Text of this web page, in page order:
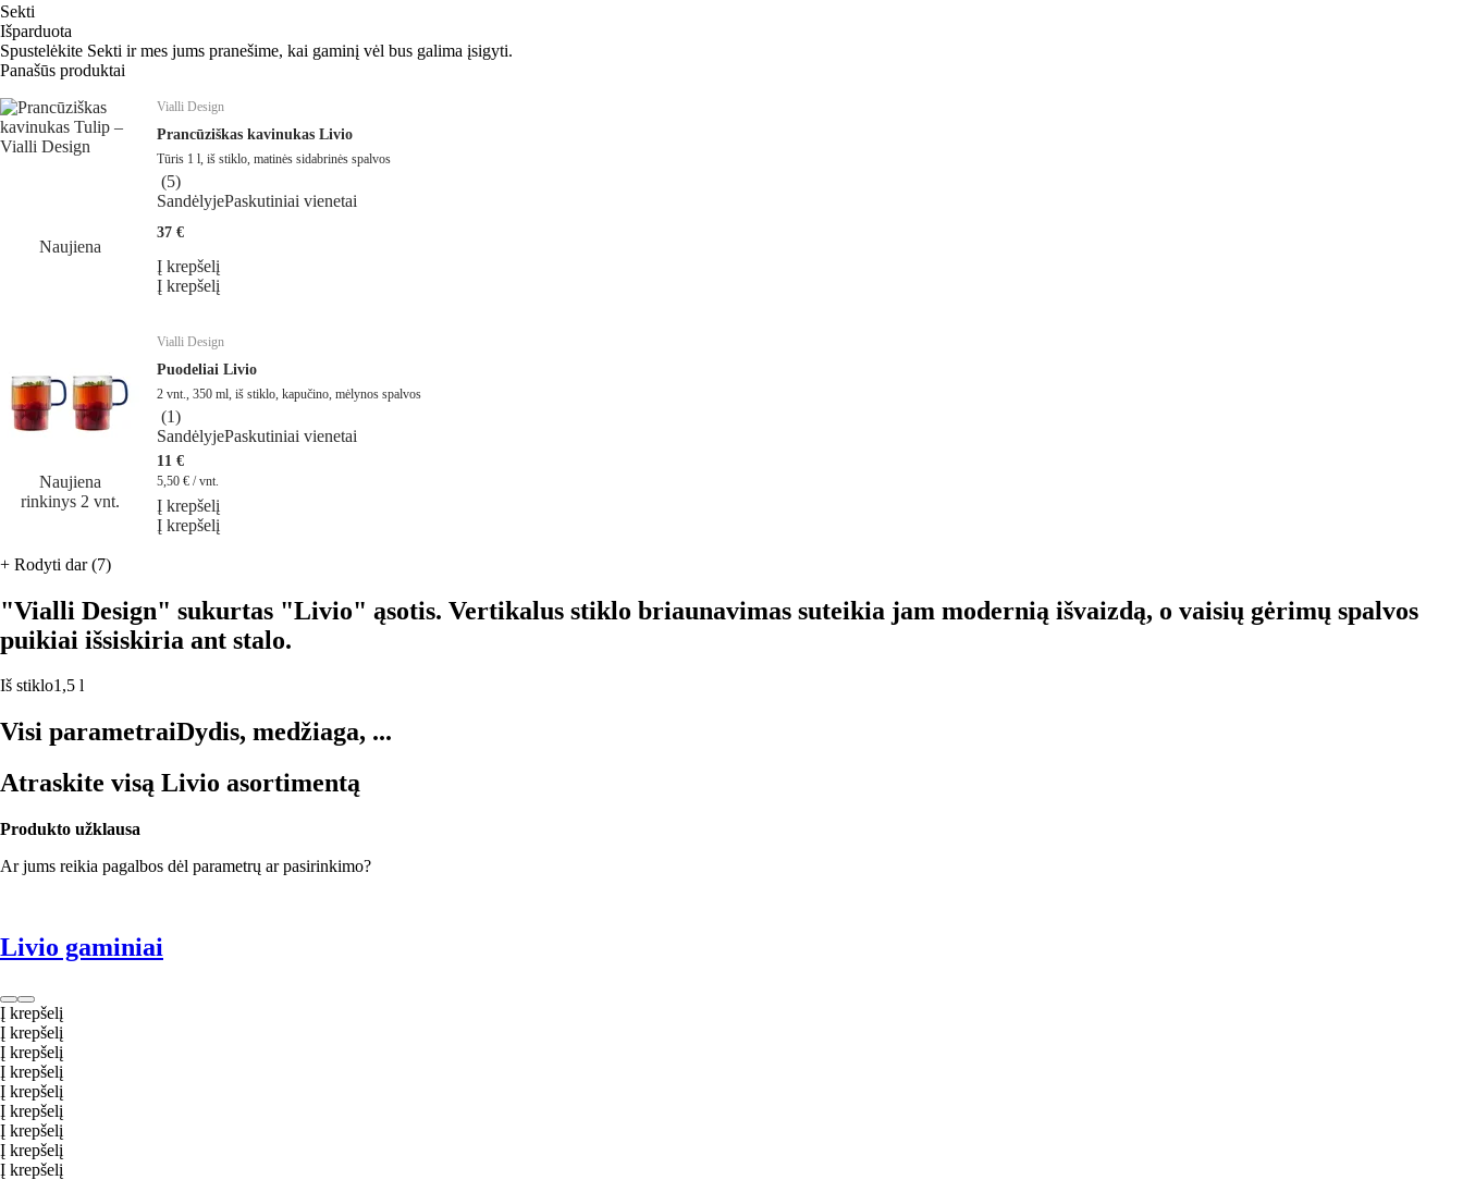
Sekti
Išparduota
Spustelėkite Sekti ir mes jums pranešime, kai gaminį vėl bus galima įsigyti.
Panašūs produktai
Naujiena
Vialli Design
Prancūziškas kavinukas Livio
Tūris 1 l, iš stiklo, matinės sidabrinės spalvos
(5)
SandėlyjePaskutiniai vienetai
37 €
Į krepšelį
Į krepšelį
Naujiena
rinkinys 2 vnt.
Vialli Design
Puodeliai Livio
2 vnt., 350 ml, iš stiklo, kapučino, mėlynos spalvos
(1)
SandėlyjePaskutiniai vienetai
11 €
5,50 € / vnt.
Į krepšelį
Į krepšelį
+ Rodyti dar (7)
"Vialli Design" sukurtas "Livio" ąsotis. Vertikalus stiklo briaunavimas suteikia jam modernią išvaizdą, o vaisių gėrimų spalvos
puikiai išsiskiria ant stalo.
Iš stiklo1,5 l
Visi parametraiDydis, medžiaga, ...
Atraskite visą Livio asortimentą
Produkto užklausa
Ar jums reikia pagalbos dėl parametrų ar pasirinkimo?
Livio gaminiai
Į krepšelį
Į krepšelį
Į krepšelį
Į krepšelį
Į krepšelį
Į krepšelį
Į krepšelį
Į krepšelį
Į krepšelį